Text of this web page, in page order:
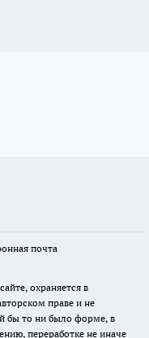
почта
охраняется в
праве и не
бы то ни было форме, в
переработке не иначе